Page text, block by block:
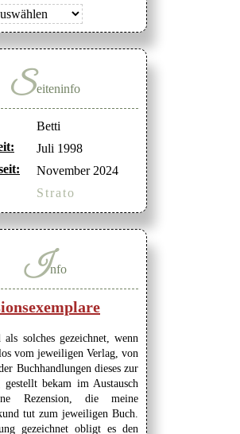
Seiteninfo
Betti
Juli 1998
November 2024
Strato
Info
als solches gezeichnet, wenn
vom jeweiligen Verlag, von
Buchhandlungen dieses zur
gestellt bekam im Austausch
Rezension, die meine
tut zum jeweiligen Buch.
gezeichnet obligt es den